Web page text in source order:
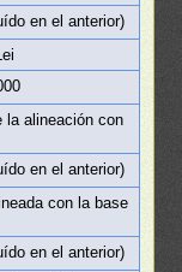
en el anterior)
la alineación con
en el anterior)
con la base
en el anterior)